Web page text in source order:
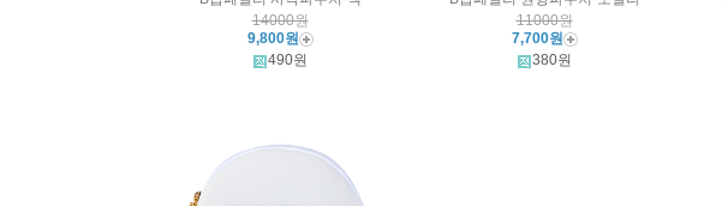
14000원
9,800원
490원
11000원
7,700원
380원